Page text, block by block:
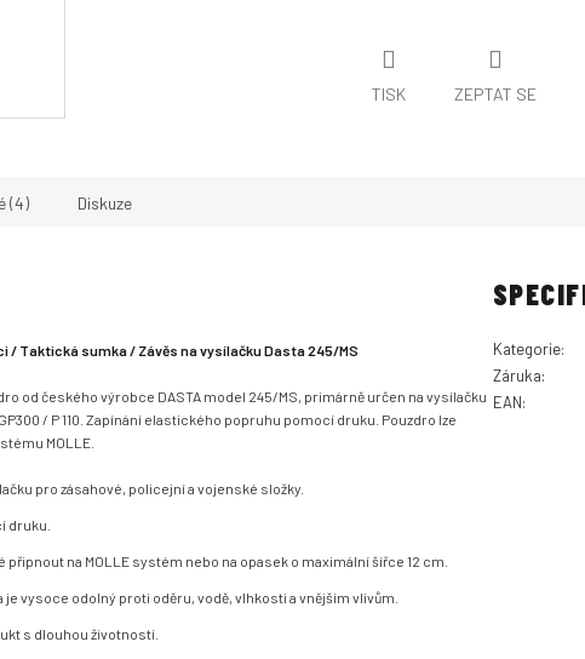
TISK ZEPTAT SE
(4) Diskuze
/ Taktická sumka / Závěs na vysílačku Dasta 245/MS
od českého výrobce DASTA model 245/MS, primárně určen na vysílačku
/ P 110. Zapínání elastického popruhu pomocí druku. Pouzdro lze
MOLLE.
pro zásahové, policejní a vojenské složky.
druku.
připnout na MOLLE systém nebo na opasek o maximální šířce 12 cm.
je vysoce odolný proti oděru, vodě, vlhkosti a vnějším vlivům.
s dlouhou životností.
Kategorie:
Záruka:
EAN: